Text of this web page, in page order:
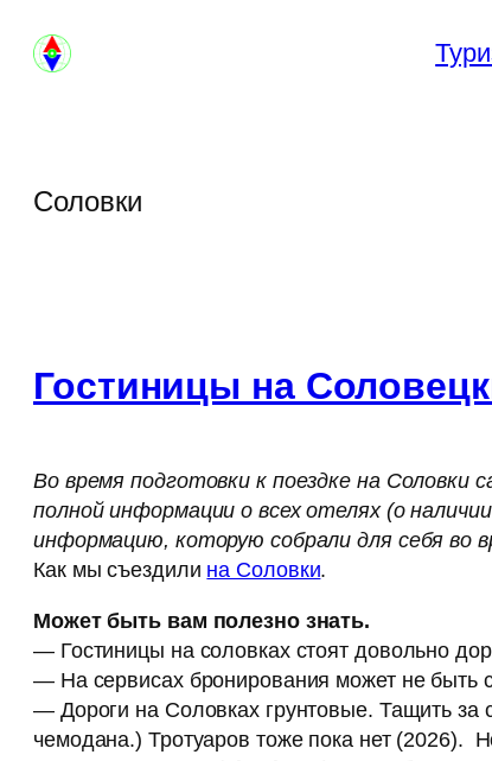
Соловки
Гостиницы на
Во время подготовки к поездке на
полной информации о всех отелях (о
информацию, которую собрали для себя во
Как мы съездили на Соловки.
Может быть вам полезно знать.
— Гостиницы на соловках стоят довольно
— На сервисах бронирования может не быть
— Дороги на Соловках грунтовые. Тащить за
чемодана.) Тротуаров тоже пока нет (2026).